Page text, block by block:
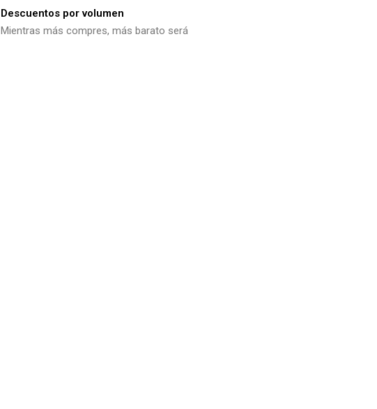
Descuentos por volumen
Mientras más compres, más barato será